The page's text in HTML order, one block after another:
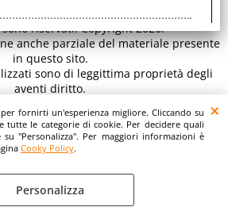
fornirti un'esperienza migliore. Cliccando su
tutte le categorie di cookie. Per decidere quali
su "Personalizza". Per maggiori informazioni è
Cooky Policy.
Personalizza
riservati. Copyright 2026.
anche parziale del materiale presente
in questo sito.
sono di leggittima proprietà degli
aventi diritto.
fede i dettagli sul sito del costruttore.
Preferenze cookie